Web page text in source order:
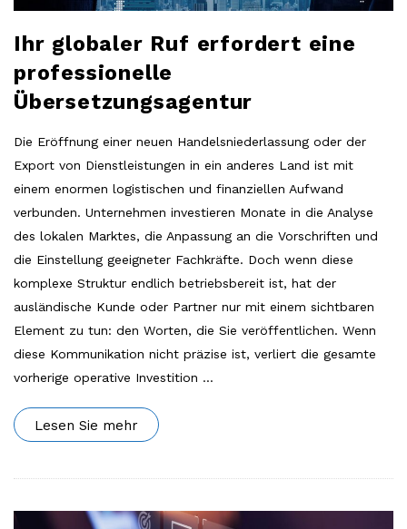
l
o
g
Ihr globaler Ruf erfordert eine
professionelle
Übersetzungsagentur
Die Eröffnung einer neuen Handelsniederlassung oder der
Export von Dienstleistungen in ein anderes Land ist mit
einem enormen logistischen und finanziellen Aufwand
verbunden. Unternehmen investieren Monate in die Analyse
des lokalen Marktes, die Anpassung an die Vorschriften und
die Einstellung geeigneter Fachkräfte. Doch wenn diese
komplexe Struktur endlich betriebsbereit ist, hat der
ausländische Kunde oder Partner nur mit einem sichtbaren
Element zu tun: den Worten, die Sie veröffentlichen. Wenn
diese Kommunikation nicht präzise ist, verliert die gesamte
vorherige operative Investition …
Lesen Sie mehr